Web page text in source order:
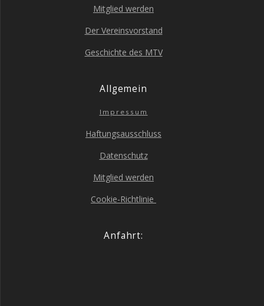
Mit­glied werden
Der Ver­eins­vor­stand
Geschich­te des MTV
All­ge­mein
Impres­sum
Haf­tungs­aus­schluss
Daten­schutz
Mit­glied werden
Coo­kie-Richt­li­nie
Anfahrt: